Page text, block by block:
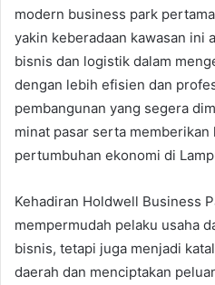
modern business park
yakin keberadaan kawasan ini
bisnis dan logistik dalam
dengan lebih efisien dan
pembangunan yang segera
minat pasar serta
pertumbuhan ekonomi di
Kehadiran Holdwell Business
mempermudah pelaku usaha
bisnis, tetapi juga menjadi
daerah dan menciptakan